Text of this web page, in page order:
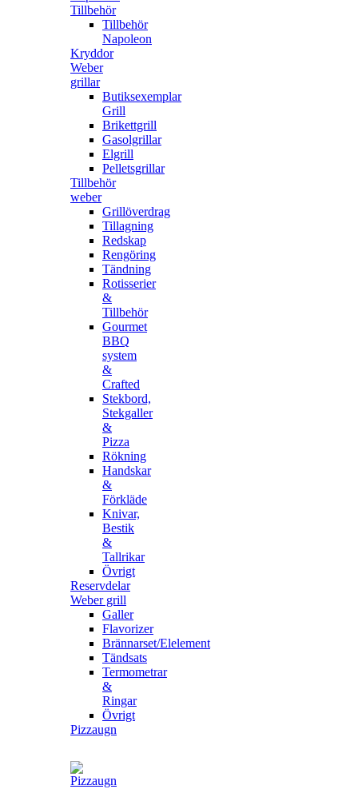
Tillbehör
Tillbehör
Napoleon
Kryddor
Weber
grillar
Butiksexemplar
Grill
Brikettgrill
Gasolgrillar
Elgrill
Pelletsgrillar
Tillbehör
weber
Grillöverdrag
Tillagning
Redskap
Rengöring
Tändning
Rotisserier
&
Tillbehör
Gourmet
BBQ
system
&
Crafted
Stekbord,
Stekgaller
&
Pizza
Rökning
Handskar
&
Förkläde
Knivar,
Bestik
&
Tallrikar
Övrigt
Reservdelar
Weber grill
Galler
Flavorizer
Brännarset/Elelement
Tändsats
Termometrar
&
Ringar
Övrigt
Pizzaugn